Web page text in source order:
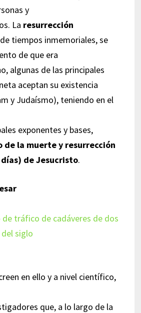
y
La resurrección
tiempos inmemoriales, se
de que era
algunas de las principales
aceptan su existencia
y Judaísmo), teniendo en el
exponentes y bases,
de la muerte y resurrección
de Jesucristo.
tráfico de cadáveres de dos
siglo
en ello y a nivel científico,
que, a lo largo de la